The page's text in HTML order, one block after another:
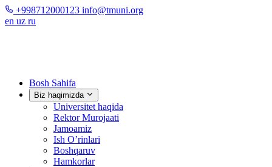
+998712000123 info@tmuni.org
en uz ru
Bosh Sahifa
Biz haqimizda
Universitet haqida
Rektor Murojaati
Jamoamiz
Ish O’rinlari
Boshqaruv
Hamkorlar